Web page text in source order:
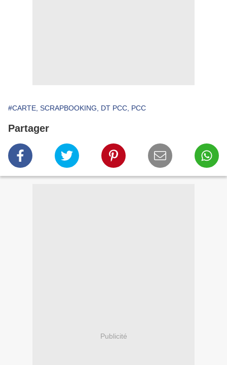
#CARTE, SCRAPBOOKING, DT PCC, PCC
Partager
Publicité